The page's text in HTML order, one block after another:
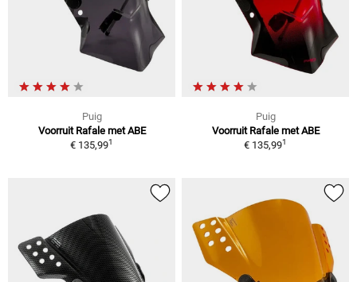
Puig
Voorruit Rafale met ABE
€ 135,991
Puig
Voorruit Rafale met ABE
€ 135,991